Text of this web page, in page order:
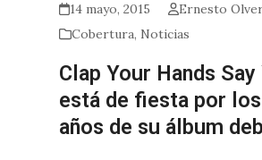
14 mayo, 2015
Ernesto
Cobertura, Noticias
Clap Your Hands Say
está de fiesta por
años de su álbum